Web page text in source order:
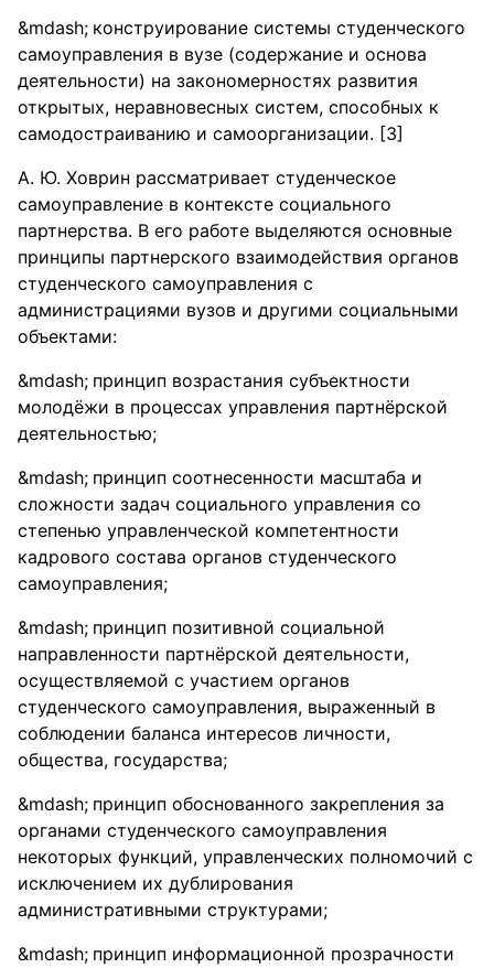
конструирование системы студенческого
самоуправления в вузе (содержание и основа
деятельности) на закономерностях развития
открытых, неравновесных систем, способных к
самодостраиванию и самоорганизации. [3]
А. Ю. Ховрин рассматривает студенческое
самоуправление в контексте социального
партнерства. В его работе выделяются основные
принципы партнерского взаимодействия органов
студенческого самоуправления с
администрациями вузов и другими социальными
объектами:
принцип возрастания субъектности
молодёжи в процессах управления партнёрской
деятельностью;
принцип соотнесенности масштаба и
сложности задач социального управления со
степенью управленческой компетентности
кадрового состава органов студенческого
самоуправления;
принцип позитивной социальной
направленности партнёрской деятельности,
осуществляемой с участием органов
студенческого самоуправления, выраженный в
соблюдении баланса интересов личности,
общества, государства;
принцип обоснованного закрепления за
органами студенческого самоуправления
некоторых функций, управленческих полномочий с
исключением их дублирования
административными структурами;
принцип информационной прозрачности